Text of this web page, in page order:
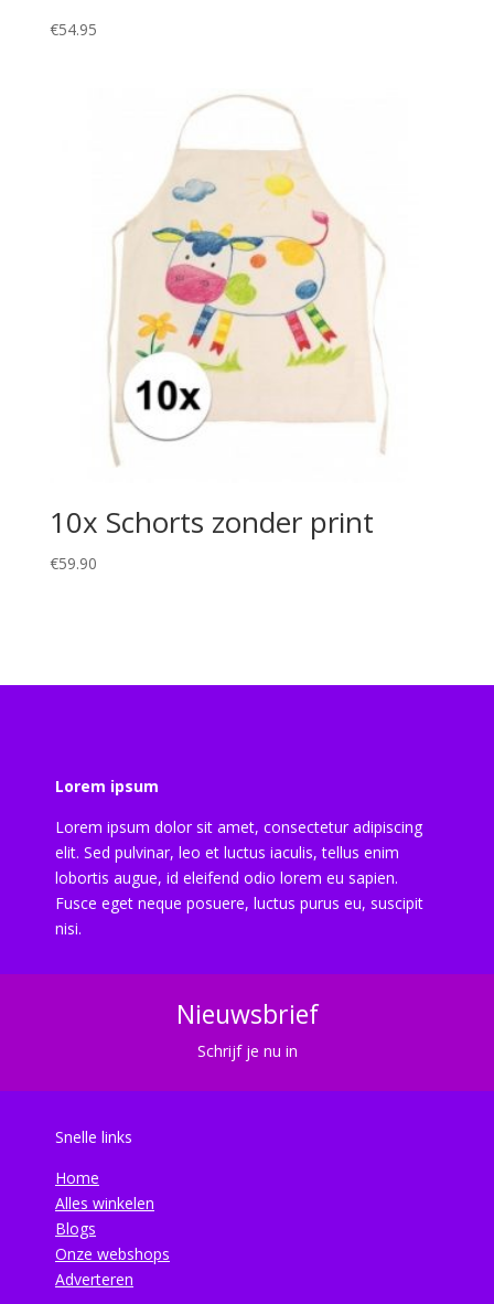
€54.95
10x Schorts zonder print
€59.90
Lorem ipsum
Lorem ipsum dolor sit amet, consectetur adipiscing
elit. Sed pulvinar, leo et luctus iaculis, tellus enim
lobortis augue, id eleifend odio lorem eu sapien.
Fusce eget neque posuere, luctus purus eu, suscipit
nisi.
Nieuwsbrief
Schrijf je nu in
Snelle links
Home
Alles winkelen
Blogs
Onze webshops
Adverteren